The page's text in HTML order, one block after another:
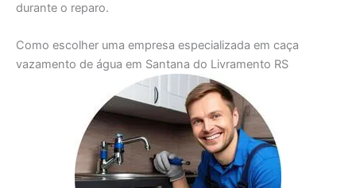
durante o reparo.
Como escolher uma empresa especializada em caça
vazamento de água em Santana do Livramento RS